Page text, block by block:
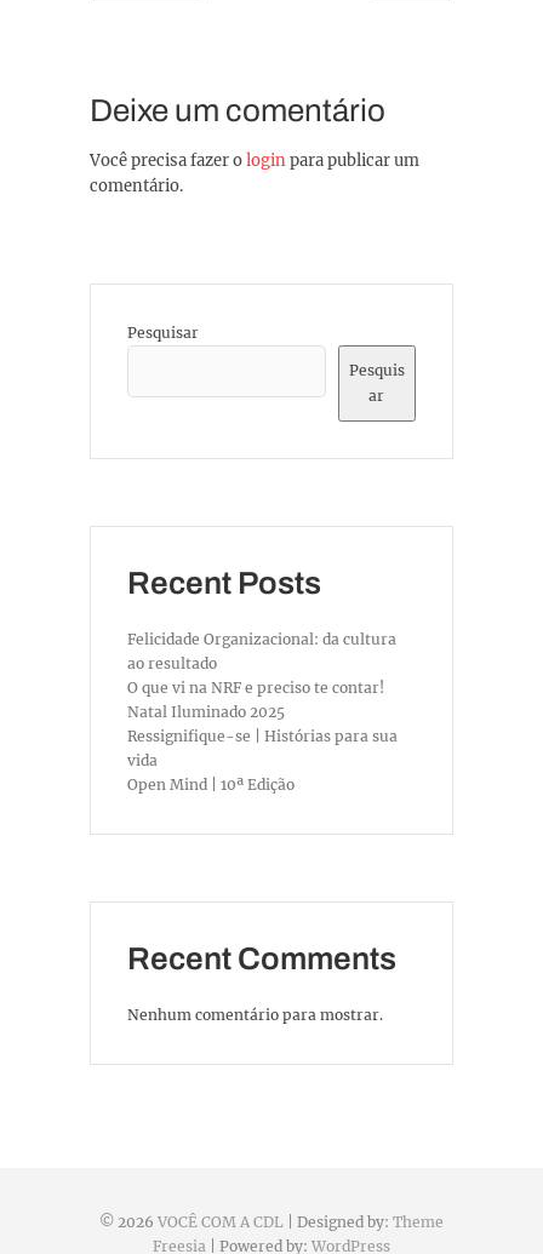
Deixe um comentário
Você precisa fazer ologinpara publicar um
comentário.
Pesquisar
Pesquis
ar
Recent Posts
Felicidade Organizacional: da cultura
ao resultado
O que vi na NRF e preciso te contar!
Natal Iluminado 2025
Ressignifique-se | Histórias para sua
vida
Open Mind | 10ª Edição
Recent Comments
Nenhum comentário para mostrar.
© 2026 VOCÊ COM A CDL | Designed by: Theme
Freesia | Powered by: WordPress